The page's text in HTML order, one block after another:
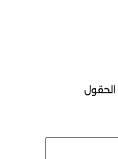
الحقول